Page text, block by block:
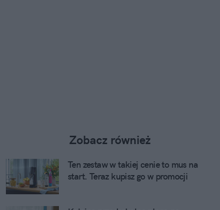
Zobacz również
Ten zestaw w takiej cenie to mus na
start. Teraz kupisz go w promocji